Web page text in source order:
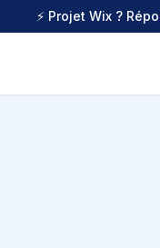
⚡ Projet Wix ?